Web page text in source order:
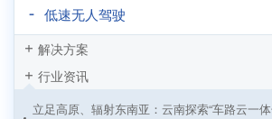
低速无人驾驶
解决方案
行业资讯
立足高原、辐射东南亚：云南探索“车路云一